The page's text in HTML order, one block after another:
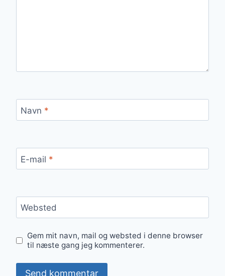
Navn *
E-mail *
Websted
Gem mit navn, mail og websted i denne browser
til næste gang jeg kommenterer.